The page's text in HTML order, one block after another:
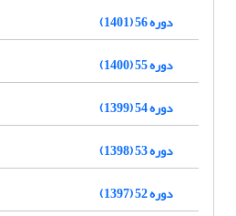
دوره 56 (1401)
دوره 55 (1400)
دوره 54 (1399)
دوره 53 (1398)
دوره 52 (1397)